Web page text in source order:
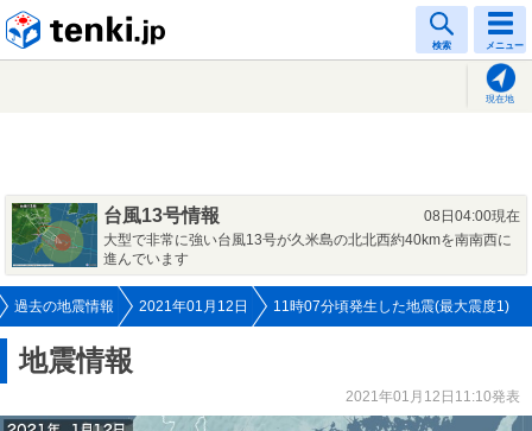
検索 メニュー
現在地
台風13号情報
08日04:00現在
大型で非常に強い台風13号が久米島の北北西約40kmを南南西に
進んでいます
過去の地震情報 2021年01月12日 11時07分頃発生した地震(最大震度1)
地震情報
2021年01月12日11:10発表